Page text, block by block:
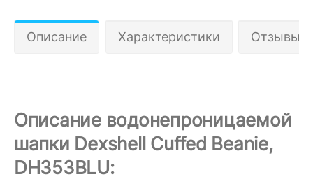
Описание Характеристики Отзывы 0
Описание водонепроницаемой
шапки Dexshell Cuffed Beanie,
DH353BLU: